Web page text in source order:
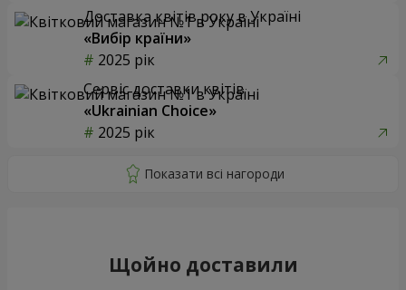
Доставка квітів року в Україні
«Вибір країни»
2025 рік
Сервіс доставки квітів
«Ukrainian Choice»
2025 рік
Щойно доставили